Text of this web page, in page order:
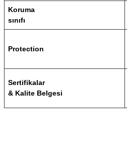
Koruma
sınıfı
Protection
Sertifikalar
& Kalite Belgesi